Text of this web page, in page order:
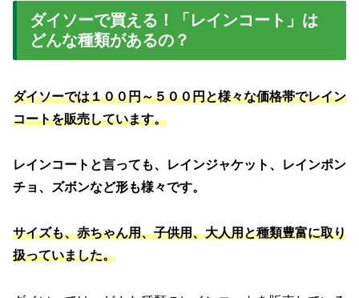
ダイソーで買える！「レインコート」は
どんな種類があるの？
ダイソーでは１００円～５００円と様々な価格帯でレイン
コートを販売しています。
レインコートと言っても、レインジャケット、レインポン
チョ、ズボンなど形も様々です。
サイズも、赤ちゃん用、子供用、大人用と種類豊富に取り
扱っていました。